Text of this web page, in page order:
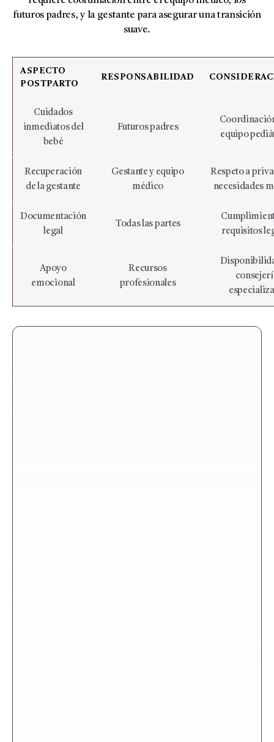
futuros padres, y la gestante para asegurar una transición
suave.
ASPECTO
POSTPARTO
RESPONSABILIDAD
Cuidados
inmediatos del
bebé
Futuros padres
equipo
Recuperación
de la gestante
Gestante y equipo
médico
Respeto a
necesidades
Documentación
legal
Todas las partes
requisitos
Apoyo
emocional
Recursos
profesionales